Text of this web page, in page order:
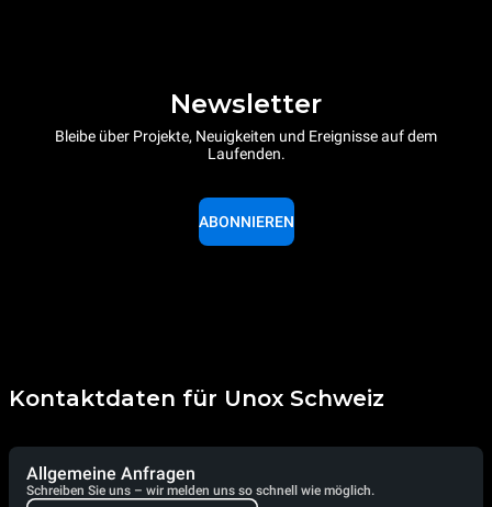
Newsletter
Bleibe über Projekte, Neuigkeiten und Ereignisse auf dem
Laufenden.
ABONNIEREN
Kontaktdaten für Unox Schweiz
Allgemeine Anfragen
Schreiben Sie uns – wir melden uns so schnell wie möglich.